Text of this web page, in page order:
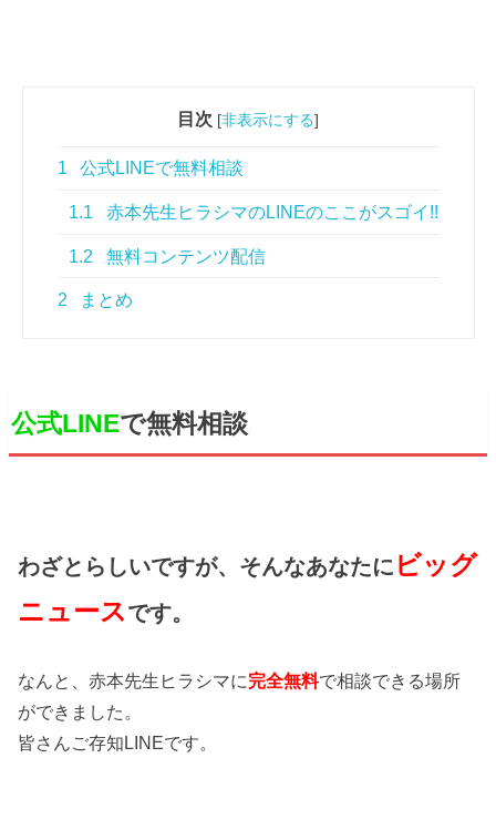
目次 [非表示にする]
1 公式LINEで無料相談
1.1 赤本先生ヒラシマのLINEのここがスゴイ!!
1.2 無料コンテンツ配信
2 まとめ
公式LINEで無料相談
わざとらしいですが、そんなあなたに ビッグ
ニュースです。
なんと、赤本先生ヒラシマに完全無料で相談できる場所
ができました。
皆さんご存知LINEです。